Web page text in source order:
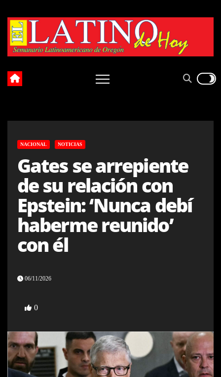
content
NACIONAL NOTICIAS
Gates se arrepiente
de su relación con
Epstein: ‘Nunca debí
haberme reunido’
con él
06/11/2026
0